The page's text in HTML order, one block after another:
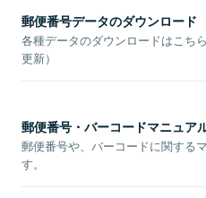
郵便番号データのダウンロード
各種データのダウンロードはこち
更新）
郵便番号・バーコードマニュア
郵便番号や、バーコードに関する
す。